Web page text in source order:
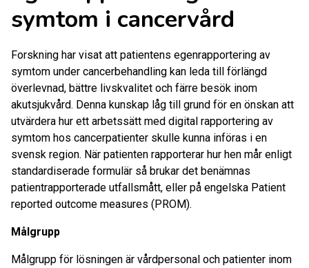
symtom i cancervård
Forskning har visat att patientens egenrapportering av
symtom under cancerbehandling kan leda till förlängd
överlevnad, bättre livskvalitet och färre besök inom
akutsjukvård. Denna kunskap låg till grund för en önskan att
utvärdera hur ett arbetssätt med digital rapportering av
symtom hos cancerpatienter skulle kunna införas i en
svensk region. När patienten rapporterar hur hen mår enligt
standardiserade formulär så brukar det benämnas
patientrapporterade utfallsmått, eller på engelska Patient
reported outcome measures (PROM).
Målgrupp
Målgrupp för lösningen är vårdpersonal och patienter inom